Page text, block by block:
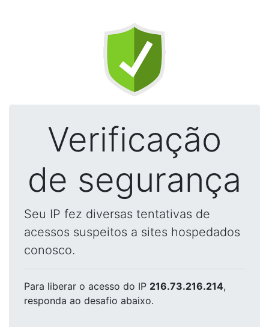
Verificação
de segurança
Seu IP fez diversas tentativas de
acessos suspeitos a sites hospedados
conosco.
Para liberar o acesso do IP 216.73.216.214,
responda ao desafio abaixo.